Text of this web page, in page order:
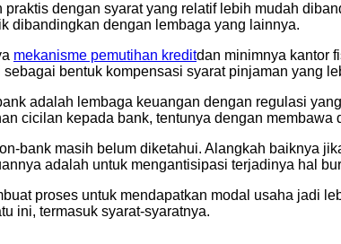
dengan syarat yang relatif lebih mudah
dibandingkan dengan lembaga yang lainnya.
mekanisme pemutihan kreditdan minimnya kantor
bentuk kompensasi syarat pinjaman yang
adalah lembaga keuangan dengan regulasi
cicilan kepada bank, tentunya dengan membawa
bank masih belum diketahui. Alangkah baiknya
adalah untuk mengantisipasi terjadinya hal
proses untuk mendapatkan modal usaha jadi
ini, termasuk syarat-syaratnya.